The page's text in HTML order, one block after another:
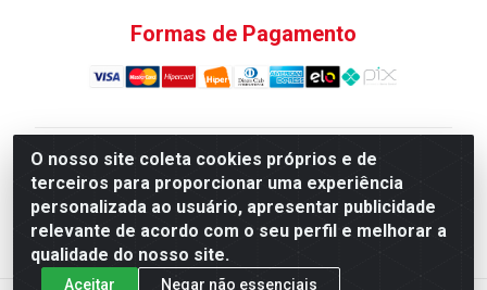
O nosso site coleta cookies próprios e de
terceiros para proporcionar uma experiência
personalizada ao usuário, apresentar publicidade
relevante de acordo com o seu perfil e melhorar a
qualidade do nosso site.
Aceitar Negar não essenciais
Formas de Pagamento
Atacadao da Limpeza F. Pereira Queiroz Comercio e
Distribuicao LTDA - Quadra Qi 10 Lotes 39 e, 41 - Setor
Industrial (Taguatinga), Brasília/DF - CEP 72.135-100 -
CNPJ 13.184.675/0001-80